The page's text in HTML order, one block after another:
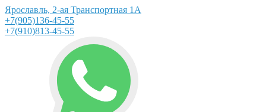
Ярославль, 2-ая Транспортная 1А
+7(905)136-45-55
+7(910)813-45-55